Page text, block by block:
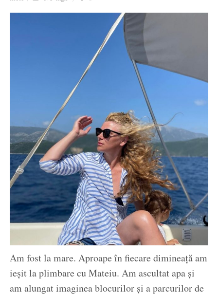
Ziua culorii
Am fost la mare. Aproape în fiecare dimineață am
ieșit la plimbare cu Mateiu. Am ascultat apa și
am alungat imaginea blocurilor și a parcurilor de